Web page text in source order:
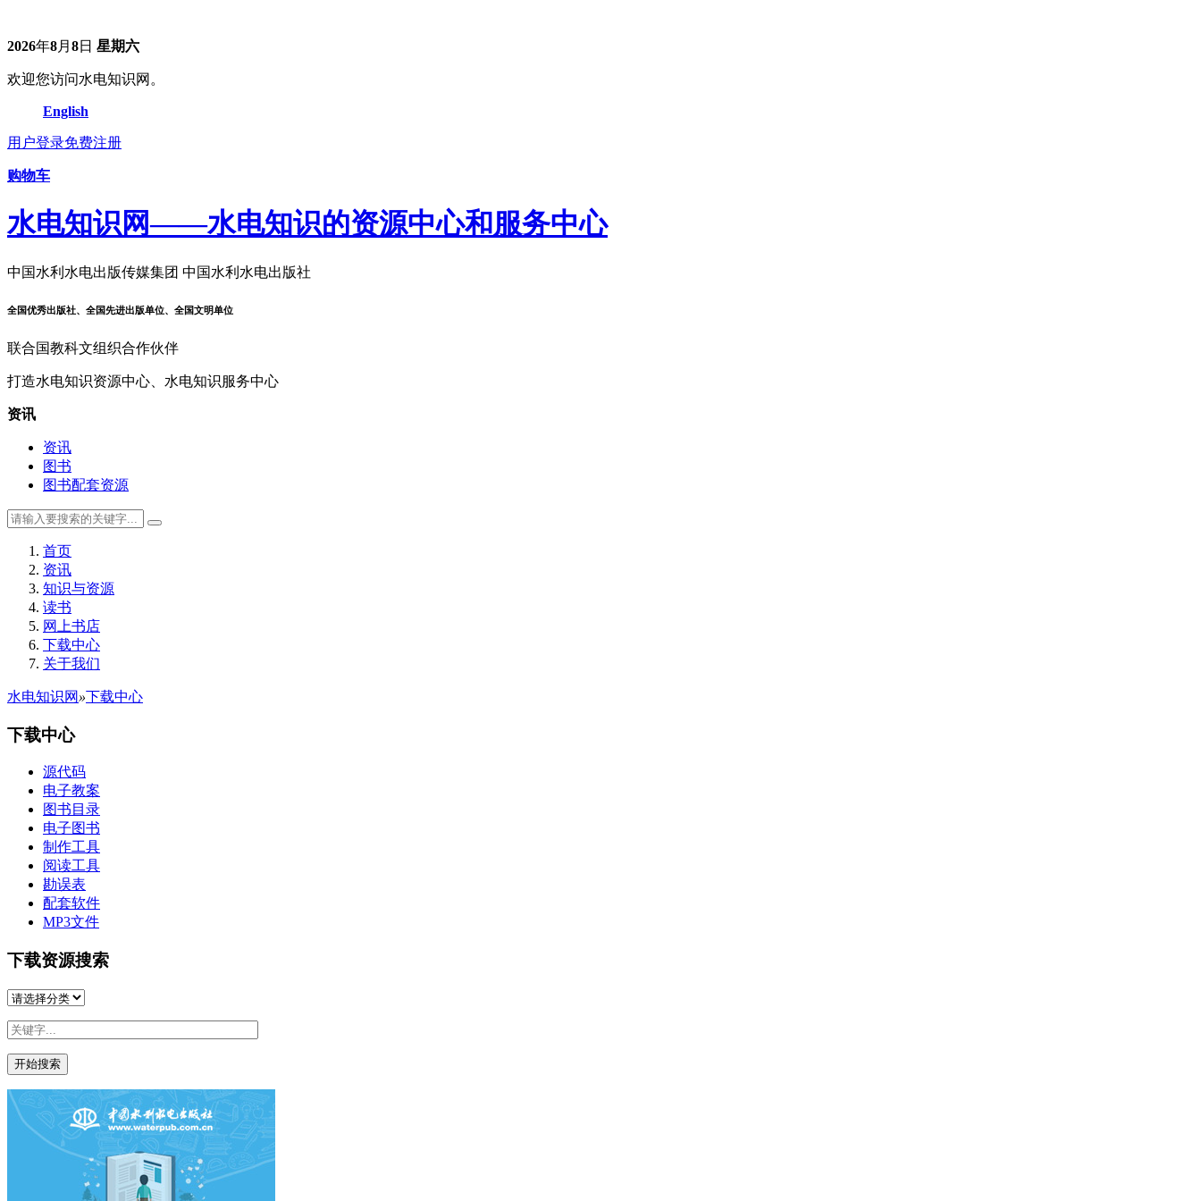
2026年8月 8日 星期六
欢迎您访问水电知识网。
English
用户登录免费注册
购物车
水电知识网——水电知识的资源中心和服务中心
中国水利水电出版传媒集团 中国水利水电出版社
全国优秀出版社、全国先进出版单位、全国文明单位
联合国教科文组织合作伙伴
打造水电知识资源中心、水电知识服务中心
资讯
资讯
图书
图书配套资源
首页
资讯
知识与资源
读书
网上书店
下载中心
关于我们
水电知识网 »下载中心
下载中心
源代码
电子教案
图书目录
电子图书
制作工具
阅读工具
勘误表
配套软件
MP3文件
下载资源搜索
开始搜索